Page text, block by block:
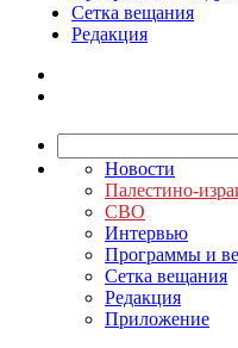
Сетка вещания
Редакция
Новости
Палестино-
СВО
Интервью
Программы и
Сетка вещания
Редакция
Приложение